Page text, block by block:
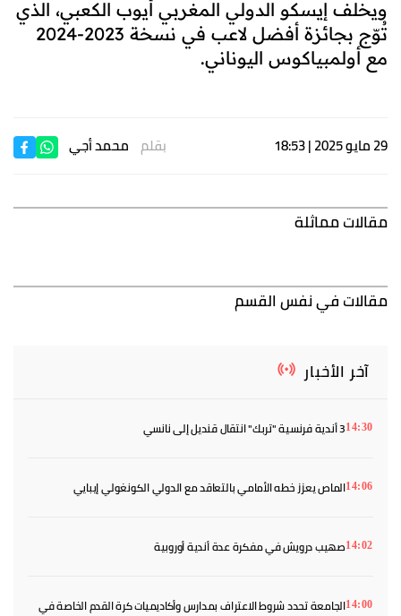
ويخلف إيسكو الدولي المغربي أيوب الكعبي، الذي
تُوّج بجائزة أفضل لاعب في نسخة 2023-2024
مع أولمبياكوس اليوناني.
29 مايو 2025 | 18:53 بقلم محمد أجي
مقالات مماثلة
مقالات في نفس القسم
آخر الأخبار
14:303 أندية فرنسية "تربك" انتقال قنديل إلى نانسي
14:06الماص يعزز خطه الأمامي بالتعاقد مع الدولي الكونغولي إيبايي
14:02صهيب درويش في مفكرة عدة أندية أوروبية
14:00الجامعة تحدد شروط الاعتراف بمدارس وأكاديميات كرة القدم الخاصة في